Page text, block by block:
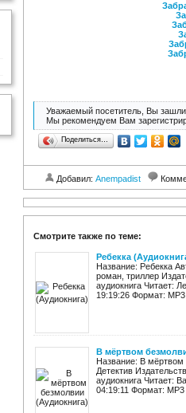
Уважаемый посетитель, Вы зашли
Мы рекомендуем Вам
Поделиться…
Добавил: Anempadist
Смотрите также по теме:
Ребекка
Название: Ребекка
роман, триллер
аудиокнига Читает:
19:19:26 Формат:
В мёртвом
Название: В
Детектив
аудиокнига Читает:
04:19:11 Формат: